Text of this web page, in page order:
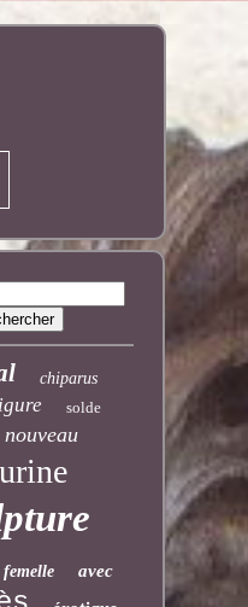
chiparus
solde
nouveau
femelle avec